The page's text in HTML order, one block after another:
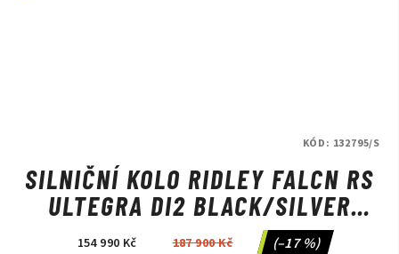
SILNIČNÍ KOLO RIDLEY FALCN RS
ULTEGRA DI2 BLACK/SILVER
NEON
154 990 Kč 187 900 Kč (–17 %)
KÓD: 132795/S